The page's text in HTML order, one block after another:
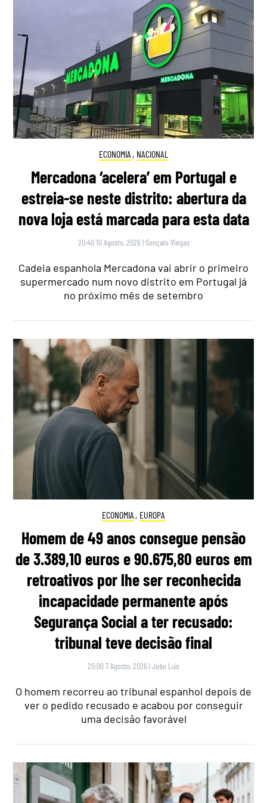
ECONOMIA , NACIONAL
Mercadona ‘acelera’ em Portugal e
estreia-se neste distrito: abertura da
nova loja está marcada para esta data
20:40 10 Agosto, 2026 | Gonçalo Viegas
Cadeia espanhola Mercadona vai abrir o primeiro
supermercado num novo distrito em Portugal já
no próximo mês de setembro
ECONOMIA , EUROPA
Homem de 49 anos consegue pensão
de 3.389,10 euros e 90.675,80 euros em
retroativos por lhe ser reconhecida
incapacidade permanente após
Segurança Social a ter recusado:
tribunal teve decisão final
20:00 7 Agosto, 2026 |João Luís
O homem recorreu ao tribunal espanhol depois de
ver o pedido recusado e acabou por conseguir
uma decisão favorável